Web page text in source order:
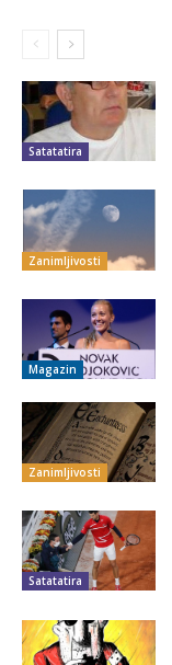
Satatatira
Zanimljivosti
Magazin
Zanimljivosti
Satatatira